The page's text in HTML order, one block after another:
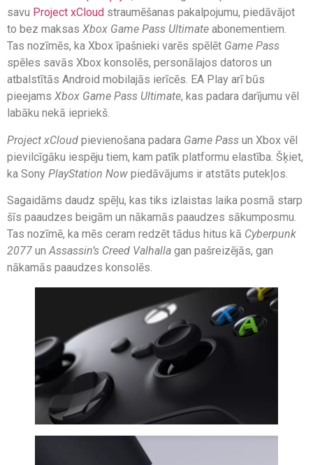
savu Project xCloud straumēšanas pakalpojumu, piedāvājot
to bez maksas Xbox Game Pass Ultimate abonementiem.
Tas nozīmēs, ka Xbox īpašnieki varēs spēlēt Game Pass
spēles savās Xbox konsolēs, personālajos datoros un
atbalstītās Android mobilajās ierīcēs. EA Play arī būs
pieejams Xbox Game Pass Ultimate, kas padara darījumu vēl
labāku nekā iepriekš.
Project xCloud pievienošana padara Game Pass un Xbox vēl
pievilcīgāku iespēju tiem, kam patīk platformu elastība. Šķiet,
ka Sony PlayStation Now piedāvājums ir atstāts putekļos.
Sagaidāms daudz spēļu, kas tiks izlaistas laika posmā starp
šīs paaudzes beigām un nākamās paaudzes sākumposmu.
Tas nozīmē, ka mēs ceram redzēt tādus hitus kā Cyberpunk
2077 unAssassin’s Creed Valhalla gan pašreizējās, gan
nākamās paaudzes konsolēs.